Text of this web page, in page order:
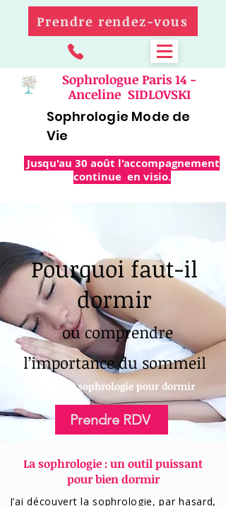
Prendre rendez-vous
Sophrologue Paris 14 -
Anceline SIDLOVSKI
Jusqu'au 30 août l'accompagnement
continue en visio.
Sophrologie Mode de
Vie
Pourquoi faut-il
dormir
ou comprendre
l’importance du sommeil
Séance de sophrologie pour dormir
Prendre RDV
La sophrologie : un outil puissant
pour bien dormir
J’ai découvert la sophrologie, par hasard,